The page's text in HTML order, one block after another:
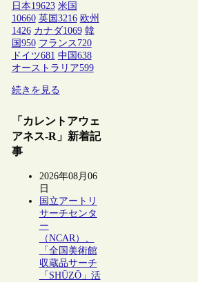
日本19623 米国
10660 英国 3216 欧州
1426 カナダ1069 韓
国 950 フランス 720
ドイツ681 中国 638
オーストラリア599
続きを見る
「カレントアウェ
アネス-R」新着記
事
2026年08月06
日
国立アートリ
サーチセンタ
ー
（NCAR）、
「全国美術館
収蔵品サーチ
「SHŪZŌ」活